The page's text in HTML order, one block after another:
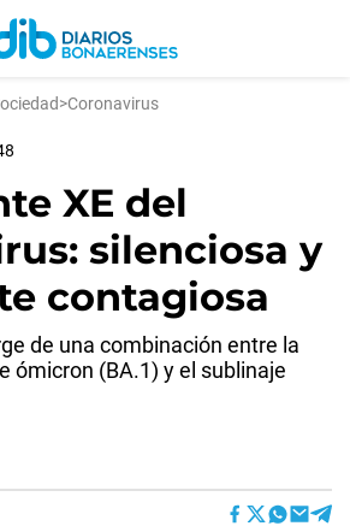
>Coronavirus
XE del
silenciosa y
contagiosa
de una combinación entre la
ómicron (BA.1) y el sublinaje